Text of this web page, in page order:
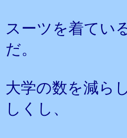
スーツを着てい
だ。
大学の数を減ら
しくし、